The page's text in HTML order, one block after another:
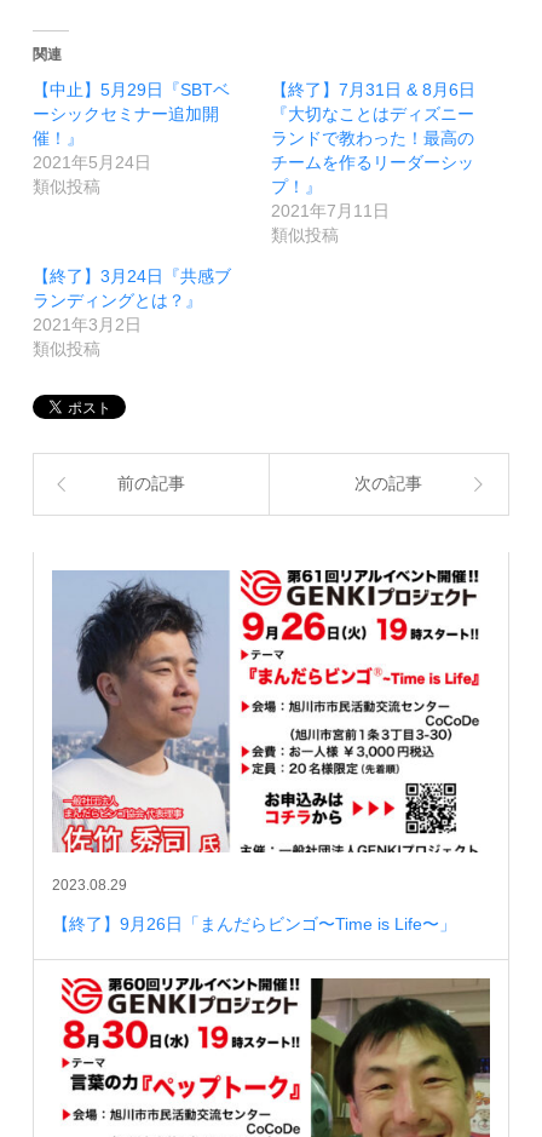
関連
【中止】5月29日『SBTベ
ーシックセミナー追加開
催！』
2021年5月24日
類似投稿
【終了】7月31日 & 8月6日
『大切なことはディズニー
ランドで教わった！最高の
チームを作るリーダーシッ
プ！』
2021年7月11日
類似投稿
【終了】3月24日『共感ブ
ランディングとは？』
2021年3月2日
類似投稿
前の記事 次の記事
2023.08.29
【終了】9月26日「まんだらビンゴ〜Time is Life〜」